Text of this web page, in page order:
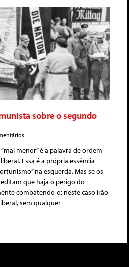
sobre o segundo
menor” é a palavra de ordem
Essa é a própria essência
na esquerda. Mas se os
que haja o perigo do
combatendo-o; neste caso irão
sem qualquer